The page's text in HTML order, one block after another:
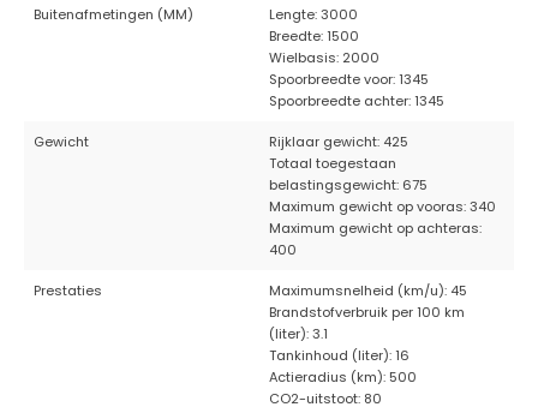
Buitenafmetingen (MM)
Lengte: 3000
Breedte: 1500
Wielbasis: 2000
Spoorbreedte voor: 1345
Spoorbreedte achter: 1345
Gewicht
Rijklaar gewicht: 425
Totaal toegestaan
belastingsgewicht: 675
Maximum gewicht op vooras: 340
Maximum gewicht op achteras:
400
Prestaties
Maximumsnelheid (km/u): 45
Brandstofverbruik per 100 km
(liter): 3.1
Tankinhoud (liter): 16
Actieradius (km): 500
CO2-uitstoot: 80